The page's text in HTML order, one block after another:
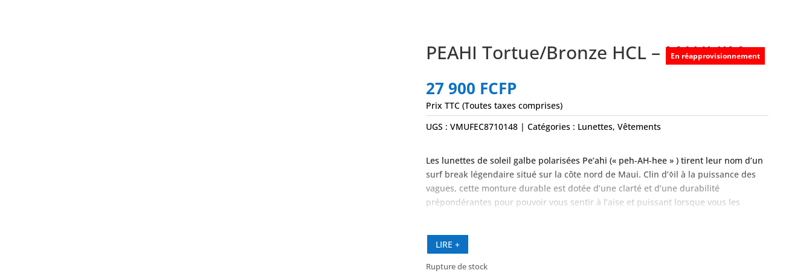
PEAHI Tortue/Bronze HCL – MAUI JIM
27 900 FCFP
En réapprovisionnement
Prix TTC (Toutes taxes comprises)
UGS : VMUFEC8710148 Catégories : Lunettes, Vêtements
Les lunettes de soleil galbe polarisées Pe’ahi (« peh-AH-hee » ) tirent leur nom d’un
surf break légendaire situé sur la côte nord de Maui. Clin d’◊il à la puissance des
vagues, cette monture durable est dotée d’une clarté et d’une durabilité
prépondérantes pour pouvoir vous sentir à l’aise et puissant lorsque vous les
LIRE +
Rupture de stock